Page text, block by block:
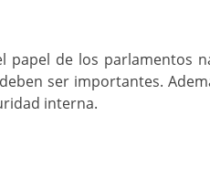
papel de los parlamentos
ser importantes.
interna.